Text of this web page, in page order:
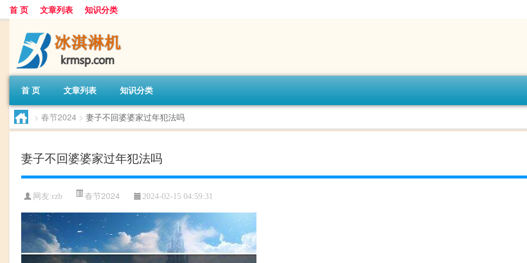
首 页 文章列表 知识分类
首 页 文章列表 知识分类
> 春节2024 > 妻子不回婆婆家过年犯法吗
妻子不回婆婆家过年犯法吗
网友:rzb 春节2024 2024-02-15 04:59:31